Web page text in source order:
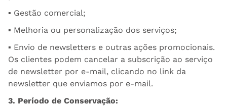
▪ Gestão comercial;
▪ Melhoria ou personalização dos serviços;
▪ Envio de newsletters e outras ações promocionais.
Os clientes podem cancelar a subscrição ao serviço
de newsletter por e-mail, clicando no link da
newsletter que enviamos por e-mail.
3. Período de Conservação: